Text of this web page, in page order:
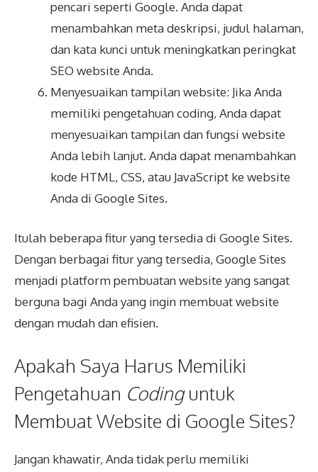
pencari seperti Google. Anda dapat
menambahkan meta deskripsi, judul halaman,
dan kata kunci untuk meningkatkan peringkat
SEO website Anda.
Menyesuaikan tampilan website: Jika Anda
memiliki pengetahuan coding, Anda dapat
menyesuaikan tampilan dan fungsi website
Anda lebih lanjut. Anda dapat menambahkan
kode HTML, CSS, atau JavaScript ke website
Anda di Google Sites.
Itulah beberapa fitur yang tersedia di Google Sites.
Dengan berbagai fitur yang tersedia, Google Sites
menjadi platform pembuatan website yang sangat
berguna bagi Anda yang ingin membuat website
dengan mudah dan efisien.
Apakah Saya Harus Memiliki
Pengetahuan Codinguntuk
Membuat Website di Google Sites?
Jangan khawatir, Anda tidak perlu memiliki